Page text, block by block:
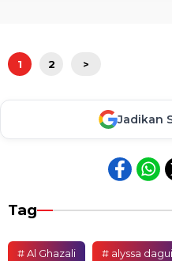
1 2 >
Jadikan
Tag
# Al Ghazali # alyssa